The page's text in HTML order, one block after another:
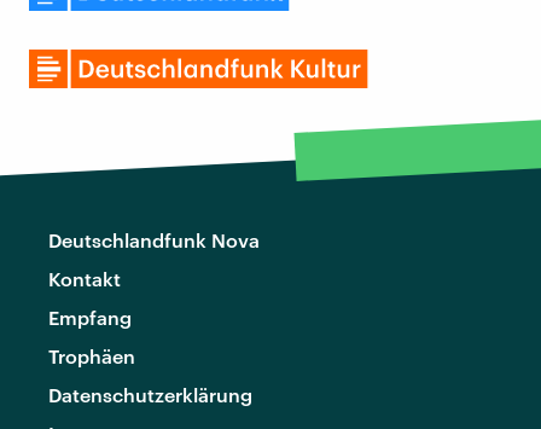
Deutschlandfunk Nova
Kontakt
Empfang
Trophäen
Datenschutzerklärung